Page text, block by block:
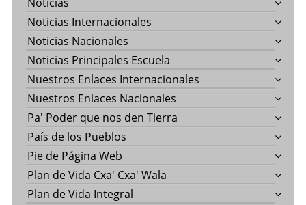
Noticias Internacionales
Noticias Nacionales
Noticias Principales Escuela
Nuestros Enlaces Internacionales
Nuestros Enlaces Nacionales
Pa' Poder que nos den Tierra
País de los Pueblos
Pie de Página Web
Plan de Vida Cxa' Cxa' Wala
Plan de Vida Integral